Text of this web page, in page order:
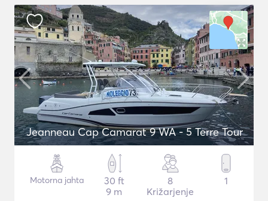
Jeanneau Cap Camarat 9 WA - 5 Terre Tour
Motorna jahta
30 ft
9 m
8
Križarjenje
1